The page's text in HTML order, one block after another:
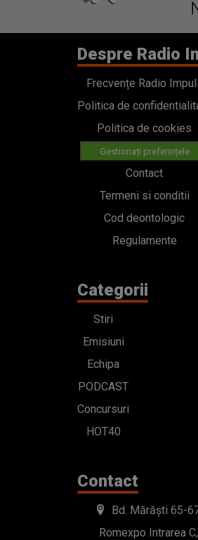
Despre Radio
Frecvențe Radio
Politica de
Politica de cookies
Gestionați preferințele
Contact
Termeni si conditii
Cod deontologic
Regulamente
Categorii
Stiri
Emisiuni
Echipa
PODCAST
Concursuri
HOT40
Contact
Bd. Mărăști 65-
Romexpo Intrarea C,